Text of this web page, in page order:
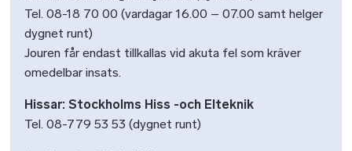
Tel. 08-18 70 00 (vardagar 16.00 – 07.00 samt helger
dygnet runt)
Jouren får endast tillkallas vid akuta fel som kräver
omedelbar insats.
Hissar: Stockholms Hiss -och Elteknik
Tel. 08-779 53 53 (dygnet runt)